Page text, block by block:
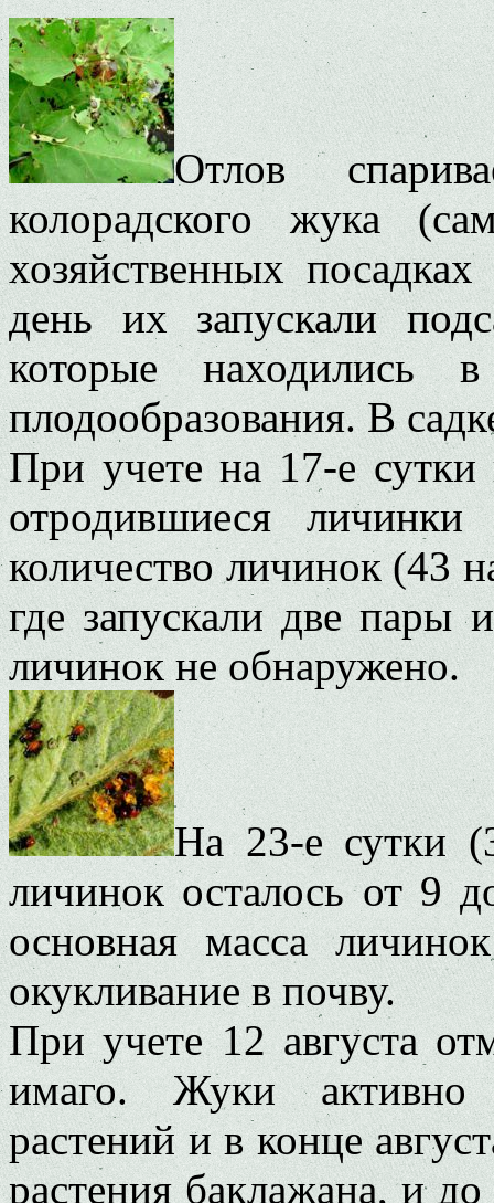
Отлов
колорадского жука
хозяйственных
день их запускали
которые находились
плодообразования. В
При учете на 17-е сутки
отродившиеся личинки
количество личинок (43
где запускали две пары
личинок не обнаружено.
На 23-е сутки
личинок осталось от 9
основная масса
окукливание в почву.
При учете 12 августа
имаго. Жуки активно
растений и в конце
растения баклажана, и